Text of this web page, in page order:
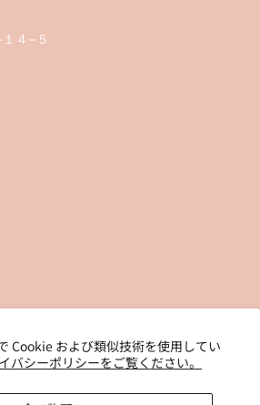
Cookie および類似技術を使用してい
バシーポリシーをご覧ください。
４−５